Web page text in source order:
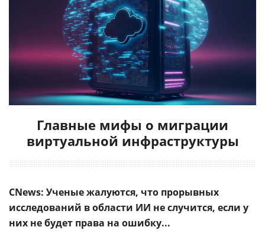
Главные мифы о миграции
виртуальной инфраструктуры
CNews: Ученые жалуются, что прорывных
исследований в области ИИ не случится, если у
них не будет права на ошибку...